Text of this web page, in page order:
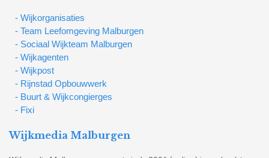
- Wijkorganisaties
- Team Leefomgeving Malburgen
- Sociaal Wijkteam Malburgen
- Wijkagenten
- Wijkpost
- Rijnstad Opbouwwerk
- Buurt & Wijkcongierges
- Fixi
Wijkmedia Malburgen